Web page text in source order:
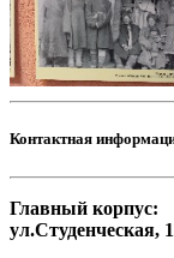
Контактная
Главный корпус:
ул.Студенческая,